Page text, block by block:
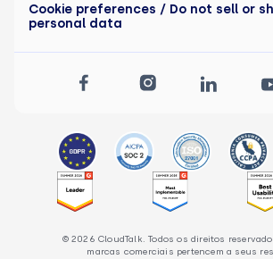
© 2026 CloudTalk. Todos os direitos
marcas comerciais pertencem a seus
Cookie preferences / Do not sell or
personal data